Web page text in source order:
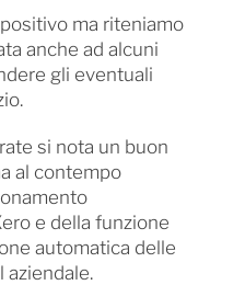
ma riteniamo
anche ad alcuni
gli eventuali
si nota un buon
al contempo
e della funzione
automatica delle
aziendale.